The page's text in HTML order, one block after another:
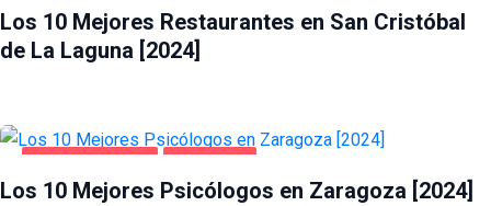
Los 10 Mejores Restaurantes en San Cristóbal
de La Laguna [2024]
Los 10 Mejores Psicólogos en Zaragoza [2024]